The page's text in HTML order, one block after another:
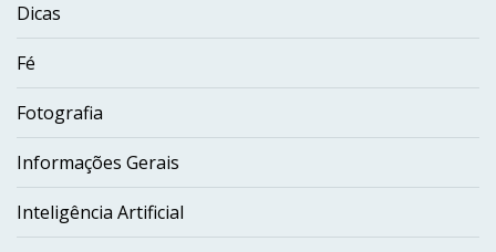
Dicas
Fé
Fotografia
Informações Gerais
Inteligência Artificial